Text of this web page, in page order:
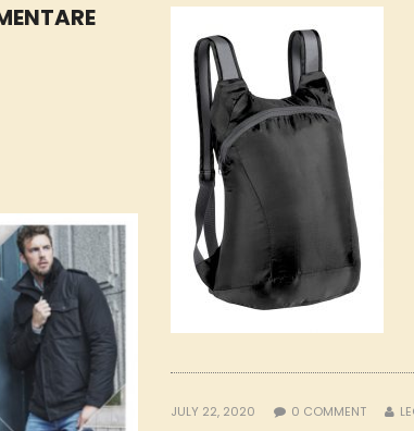
JULY 22, 2020 0 COMMENT